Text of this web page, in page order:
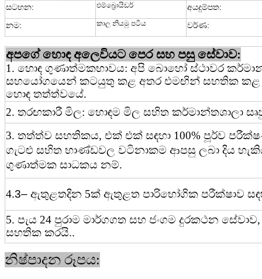
සටහන: එම්බ්‍රොයිඩර්
අයදුම්පත:
නම:
කාල නියමු පටිය වර්ණ:
අපගේ හොඳ අලෙවියට පෙර සහ පසු සේවාව:
1. හොඳ ගුණාත්මකභාවය: අපි බොහෝ ස්ථාවර
සහයෝගයෙන් කටයුතු කළ අතර එමඟින් සහතික කළ
හොඳ තත්ත්වයේ.
2. තරඟකාරී මිල: හොඳම මිල සහිත කර්මාන්තශාලා
3. තත්ත්ව සහතිකය, එක් එක් සඳහා 100% පූර්ව
ගැටළු සහිත භාණ්ඩවල වටිනාකම ආපසු ලබා දිය
ගුණාත්මක සාධකය නම්.
4.3– ඇතුළතදින 5ක් ඇතුළත පාරිභෝගික පරීක්ෂාව
5. පැය 24 පුරාම මාර්ගගත සහ ජංගම දුරකථන
සහතික කරයි..
නිෂ්පාදන රූපය: